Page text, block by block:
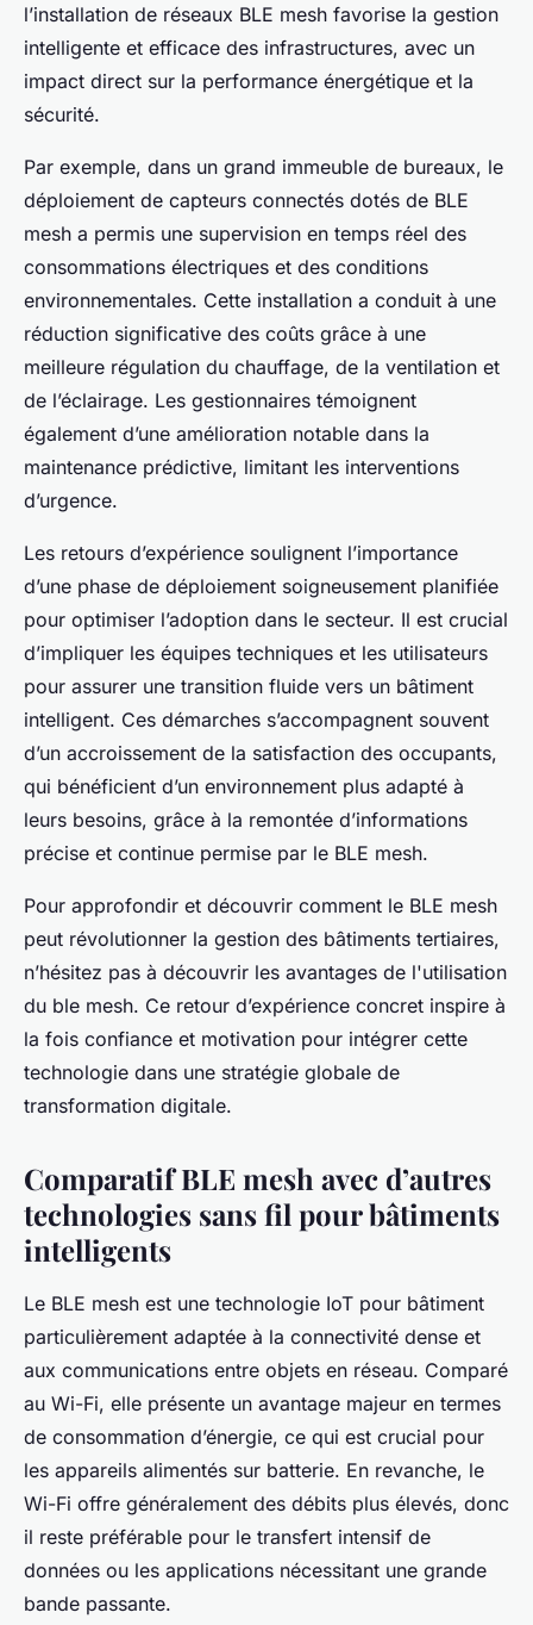
l’installation de réseaux BLE mesh favorise la gestion
intelligente et efficace des infrastructures, avec un
impact direct sur la performance énergétique et la
sécurité.
Par exemple, dans un grand immeuble de bureaux, le
déploiement de capteurs connectés dotés de BLE
mesh a permis une supervision en temps réel des
consommations électriques et des conditions
environnementales. Cette installation a conduit à une
réduction significative des coûts grâce à une
meilleure régulation du chauffage, de la ventilation et
de l’éclairage. Les gestionnaires témoignent
également d’une amélioration notable dans la
maintenance prédictive, limitant les interventions
d’urgence.
Les retours d’expérience soulignent l’importance
d’une phase de déploiement soigneusement planifiée
pour optimiser l’adoption dans le secteur. Il est crucial
d’impliquer les équipes techniques et les utilisateurs
pour assurer une transition fluide vers un bâtiment
intelligent. Ces démarches s’accompagnent souvent
d’un accroissement de la satisfaction des occupants,
qui bénéficient d’un environnement plus adapté à
leurs besoins, grâce à la remontée d’informations
précise et continue permise par le BLE mesh.
Pour approfondir et découvrir comment le BLE mesh
peut révolutionner la gestion des bâtiments tertiaires,
n’hésitez pas à découvrir les avantages de l'utilisation
du ble mesh. Ce retour d’expérience concret inspire à
la fois confiance et motivation pour intégrer cette
technologie dans une stratégie globale de
transformation digitale.
Comparatif BLE mesh avec d’autres
technologies sans fil pour bâtiments
intelligents
Le BLE mesh est une technologie IoT pour bâtiment
particulièrement adaptée à la connectivité dense et
aux communications entre objets en réseau. Comparé
au Wi-Fi, elle présente un avantage majeur en termes
de consommation d’énergie, ce qui est crucial pour
les appareils alimentés sur batterie. En revanche, le
Wi-Fi offre généralement des débits plus élevés, donc
il reste préférable pour le transfert intensif de
données ou les applications nécessitant une grande
bande passante.